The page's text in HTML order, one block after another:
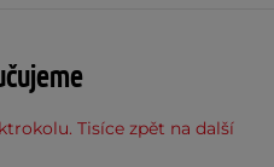
Tisíce zpět na další